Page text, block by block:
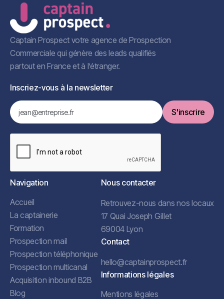
Captain Prospect votre agence de Prospection
Commerciale qui génère des leads qualifiés
partout en France et à l’étranger.
Inscriez-vous à la newsletter
Navigation
Accueil
La captainerie
Formation
Prospection mail
Prospection téléphonique
Prospection multicanal
Acquisition inbound B2B
Blog
Nous contacter
Retrouvez-nous dans nos locaux
17 Quai Joseph Gillet
69004 Lyon
Contact
hello@captainprospect.fr
Informations légales
Mentions légales